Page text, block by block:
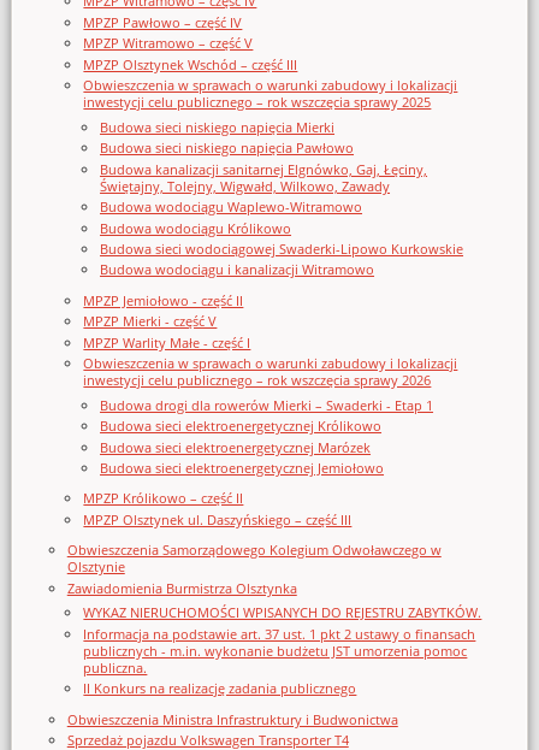
MPZP Pawłowo – część IV
MPZP Witramowo – część V
MPZP Olsztynek Wschód – część III
Obwieszczenia w sprawach o warunki zabudowy i lokalizacji
inwestycji celu publicznego – rok wszczęcia sprawy 2025
Budowa sieci niskiego napięcia Mierki
Budowa sieci niskiego napięcia Pawłowo
Budowa kanalizacji sanitarnej Elgnówko, Gaj, Łęciny,
Świętajny, Tolejny, Wigwałd, Wilkowo, Zawady
Budowa wodociągu Waplewo-Witramowo
Budowa wodociągu Królikowo
Budowa sieci wodociągowej Swaderki-Lipowo Kurkowskie
Budowa wodociągu i kanalizacji Witramowo
MPZP Jemiołowo - część II
MPZP Mierki - część V
MPZP Warlity Małe - część I
Obwieszczenia w sprawach o warunki zabudowy i lokalizacji
inwestycji celu publicznego – rok wszczęcia sprawy 2026
Budowa drogi dla rowerów Mierki – Swaderki - Etap 1
Budowa sieci elektroenergetycznej Królikowo
Budowa sieci elektroenergetycznej Marózek
Budowa sieci elektroenergetycznej Jemiołowo
MPZP Królikowo – część II
MPZP Olsztynek ul. Daszyńskiego – część III
Obwieszczenia Samorządowego Kolegium Odwoławczego w
Olsztynie
Zawiadomienia Burmistrza Olsztynka
WYKAZ NIERUCHOMOŚCI WPISANYCH DO REJESTRU ZABYTKÓW.
Informacja na podstawie art. 37 ust. 1 pkt 2 ustawy o finansach
publicznych - m.in. wykonanie budżetu JST umorzenia pomoc
publiczna.
II Konkurs na realizację zadania publicznego
Obwieszczenia Ministra Infrastruktury i Budwonictwa
Sprzedaż pojazdu Volkswagen Transporter T4